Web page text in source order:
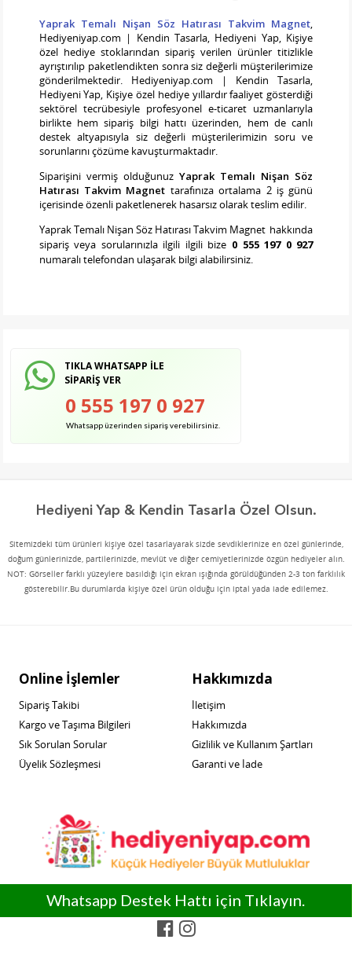
Yaprak Temalı Nişan Söz Hatırası Takvim Magnet,
Hediyeniyap.com | Kendin Tasarla, Hediyeni Yap, Kişiye
özel hediye stoklarından sipariş verilen ürünler titizlikle
ayrıştırılıp paketlendikten sonra siz değerli müşterilerimize
gönderilmektedir. Hediyeniyap.com | Kendin Tasarla,
Hediyeni Yap, Kişiye özel hediye yıllardır faaliyet gösterdiği
sektörel tecrübesiyle profesyonel e-ticaret uzmanlarıyla
birlikte hem sipariş bilgi hattı üzerinden, hem de canlı
destek altyapısıyla siz değerli müşterilerimizin soru ve
sorunlarını çözüme kavuşturmaktadır.
Siparişini vermiş olduğunuz Yaprak Temalı Nişan Söz
Hatırası Takvim Magnet tarafınıza ortalama 2 iş günü
içerisinde özenli paketlenerek hasarsız olarak teslim edilir.
Yaprak Temalı Nişan Söz Hatırası Takvim Magnethakkında
sipariş veya sorularınızla ilgili ilgili bize 0 555 197 0 927
numaralı telefondan ulaşarak bilgi alabilirsiniz.
TIKLA WHATSAPP İLE
SİPARİŞ VER
0 555 197 0 927
Whatsapp üzerinden sipariş verebilirsiniz.
Whatsapp Destek Hattı için Tıklayın.
Hediyeni Yap & Kendin Tasarla Özel Olsun.
Sitemizdeki tüm ürünleri kişiye özel tasarlayarak sizde sevdiklerinize en özel günlerinde,
doğum günlerinizde, partilerinizde, mevlüt ve diğer cemiyetlerinizde özgün hediyeler alın.
NOT: Görseller farklı yüzeylere basıldığı için ekran ışığında görüldüğünden 2-3 ton farklılık
gösterebilir.Bu durumlarda kişiye özel ürün olduğu için iptal yada iade edilemez.
Online İşlemler
Sipariş Takibi
Kargo ve Taşıma Bilgileri
Sık Sorulan Sorular
Üyelik Sözleşmesi
Hakkımızda
İletişim
Hakkımızda
Gizlilik ve Kullanım Şartları
Garanti ve İade
0555 197 09 27